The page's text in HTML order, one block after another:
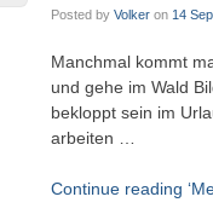
Posted by Volker on 14
Manchmal kommt
und gehe im Wald
bekloppt sein im
arbeiten …
Continue reading